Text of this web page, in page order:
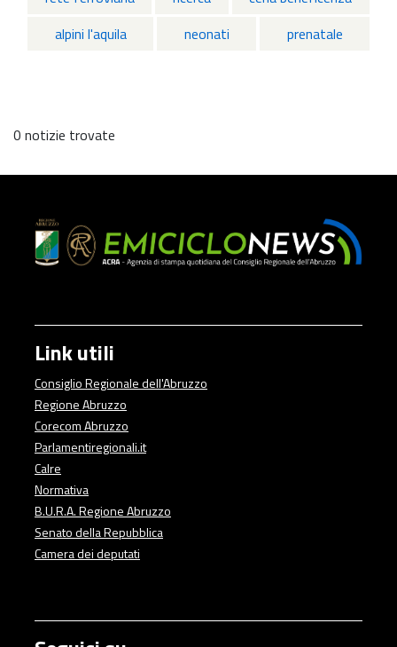
alpini l'aquila
neonati prenatale
0 notizie trovate
Link utili
Consiglio Regionale dell'Abruzzo
Regione Abruzzo
Corecom Abruzzo
Parlamentiregionali.it
Calre
Normativa
B.U.R.A. Regione Abruzzo
Senato della Repubblica
Camera dei deputati